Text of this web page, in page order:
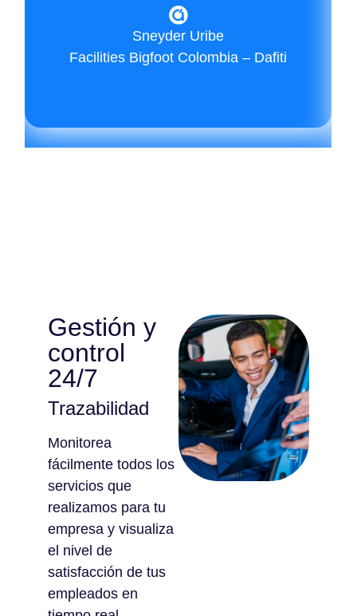
Sneyder Uribe
Facilities Bigfoot Colombia – Dafiti
Gestión y
control
24/7
Trazabilidad
Monitorea
fácilmente todos los
servicios que
realizamos para tu
empresa y visualiza
el nivel de
satisfacción de tus
empleados en